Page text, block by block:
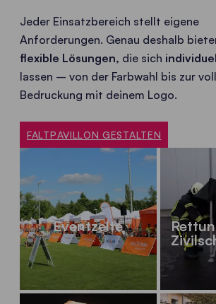
Jeder Einsatzbereich stellt eigene
Anforderungen. Genau deshalb
flexible Lösungen, die sich
lassen – von der Farbwahl bis zur
Bedruckung mit deinem Logo.
FALTPAVILLON GESTALTEN
Eventzelte